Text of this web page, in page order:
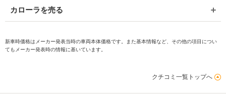
カローラを売る
新車時価格はメーカー発表当時の車両本体価格です。また基本情報など、その他の項目につい
てもメーカー発表時の情報に基いています。
クチコミ一覧トップへ